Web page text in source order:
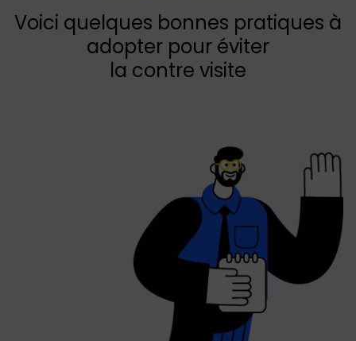
Voici quelques bonnes pratiques à
adopter pour éviter
la contre visite